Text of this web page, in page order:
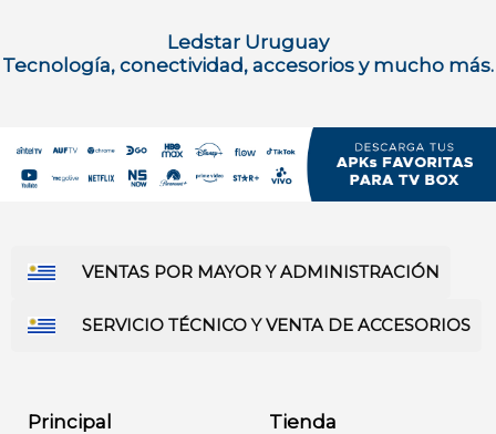
Ledstar Uruguay
Tecnología, conectividad, accesorios y mucho más.
VENTAS POR MAYOR Y ADMINISTRACIÓN
SERVICIO TÉCNICO Y VENTA DE ACCESORIOS
Principal Tienda